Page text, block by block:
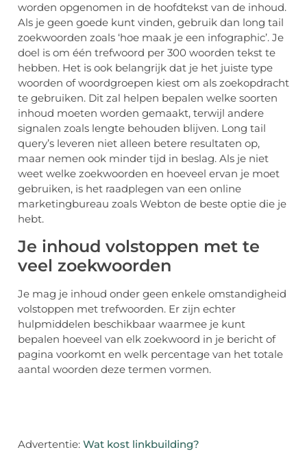
worden opgenomen in de hoofdtekst van de inhoud.
Als je geen goede kunt vinden, gebruik dan long tail
zoekwoorden zoals ‘hoe maak je een infographic’. Je
doel is om één trefwoord per 300 woorden tekst te
hebben. Het is ook belangrijk dat je het juiste type
woorden of woordgroepen kiest om als zoekopdracht
te gebruiken. Dit zal helpen bepalen welke soorten
inhoud moeten worden gemaakt, terwijl andere
signalen zoals lengte behouden blijven. Long tail
query’s leveren niet alleen betere resultaten op,
maar nemen ook minder tijd in beslag. Als je niet
weet welke zoekwoorden en hoeveel ervan je moet
gebruiken, is het raadplegen van een online
marketingbureau zoals Webton de beste optie die je
hebt.
Je inhoud volstoppen met te
veel zoekwoorden
Je mag je inhoud onder geen enkele omstandigheid
volstoppen met trefwoorden. Er zijn echter
hulpmiddelen beschikbaar waarmee je kunt
bepalen hoeveel van elk zoekwoord in je bericht of
pagina voorkomt en welk percentage van het totale
aantal woorden deze termen vormen.
Advertentie: Wat kost linkbuilding?